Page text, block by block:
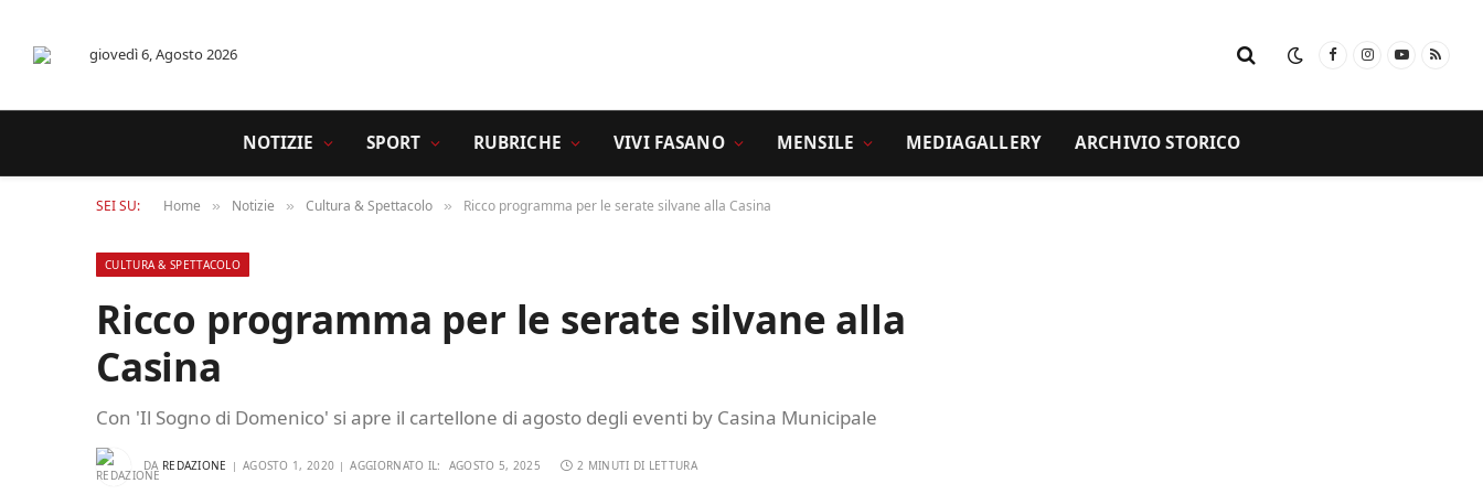
giovedì 6, Agosto 2026 FacebookInstagram
YouTube
RSS
NOTIZIE SPORT RUBRICHE VIVI FASANO MENSILE MEDIAGALLERY ARCHIVIO STORICO
SEI SU: Home » Notizie » Cultura & Spettacolo » Ricco programma per le serate silvane alla Casina
CULTURA & SPETTACOLO
Ricco programma per le serate silvane alla
Casina
Con 'Il Sogno di Domenico' si apre il cartellone di agosto degli eventi by Casina Municipale
DA REDAZIONE AGOSTO 1, 2020 AGGIORNATO IL: AGOSTO 5, 2025 2 MINUTI DI LETTURA